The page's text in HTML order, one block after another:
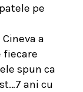
pe
a
fiecare
spun ca
ani cu